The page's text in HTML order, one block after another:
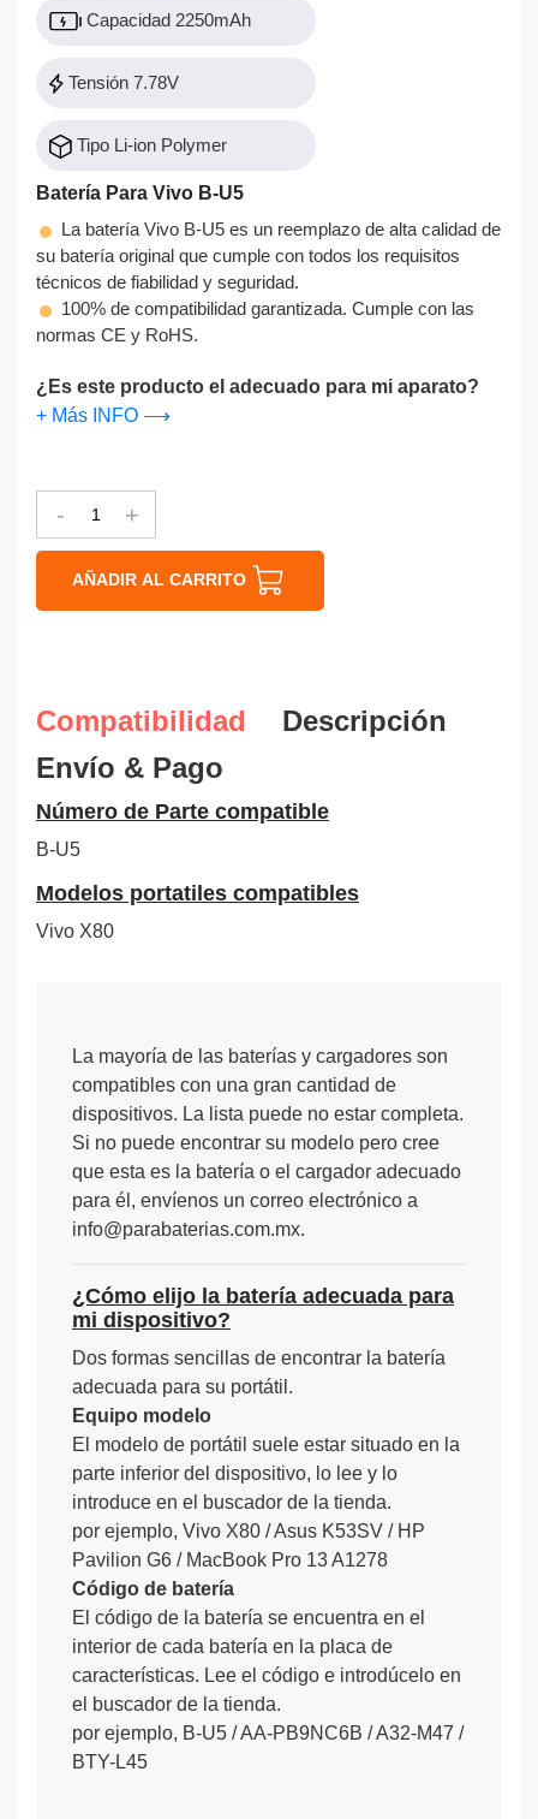
Capacidad 2250mAh
Tensión 7.78V
Tipo Li-ion Polymer
Batería Para Vivo B-U5
La batería Vivo B-U5 es un reemplazo de alta calidad de
su batería original que cumple con todos los requisitos
técnicos de fiabilidad y seguridad.
100% de compatibilidad garantizada. Cumple con las
normas CE y RoHS.
¿Es este producto el adecuado para mi aparato?
+ Más INFO ⟶
- +
AÑADIR AL CARRITO
Compatibilidad
Descripción
Envío & Pago
Número de Parte compatible
B-U5
Modelos portatiles compatibles
Vivo X80
La mayoría de las baterías y cargadores son
compatibles con una gran cantidad de
dispositivos. La lista puede no estar completa.
Si no puede encontrar su modelo pero cree
que esta es la batería o el cargador adecuado
para él, envíenos un correo electrónico a
info@parabaterias.com.mx.
¿Cómo elijo la batería adecuada para
mi dispositivo?
Dos formas sencillas de encontrar la batería
adecuada para su portátil.
Equipo modelo
El modelo de portátil suele estar situado en la
parte inferior del dispositivo, lo lee y lo
introduce en el buscador de la tienda.
por ejemplo, Vivo X80 / Asus K53SV / HP
Pavilion G6 / MacBook Pro 13 A1278
Código de batería
El código de la batería se encuentra en el
interior de cada batería en la placa de
características. Lee el código e introdúcelo en
el buscador de la tienda.
por ejemplo, B-U5 / AA-PB9NC6B / A32-M47 /
BTY-L45